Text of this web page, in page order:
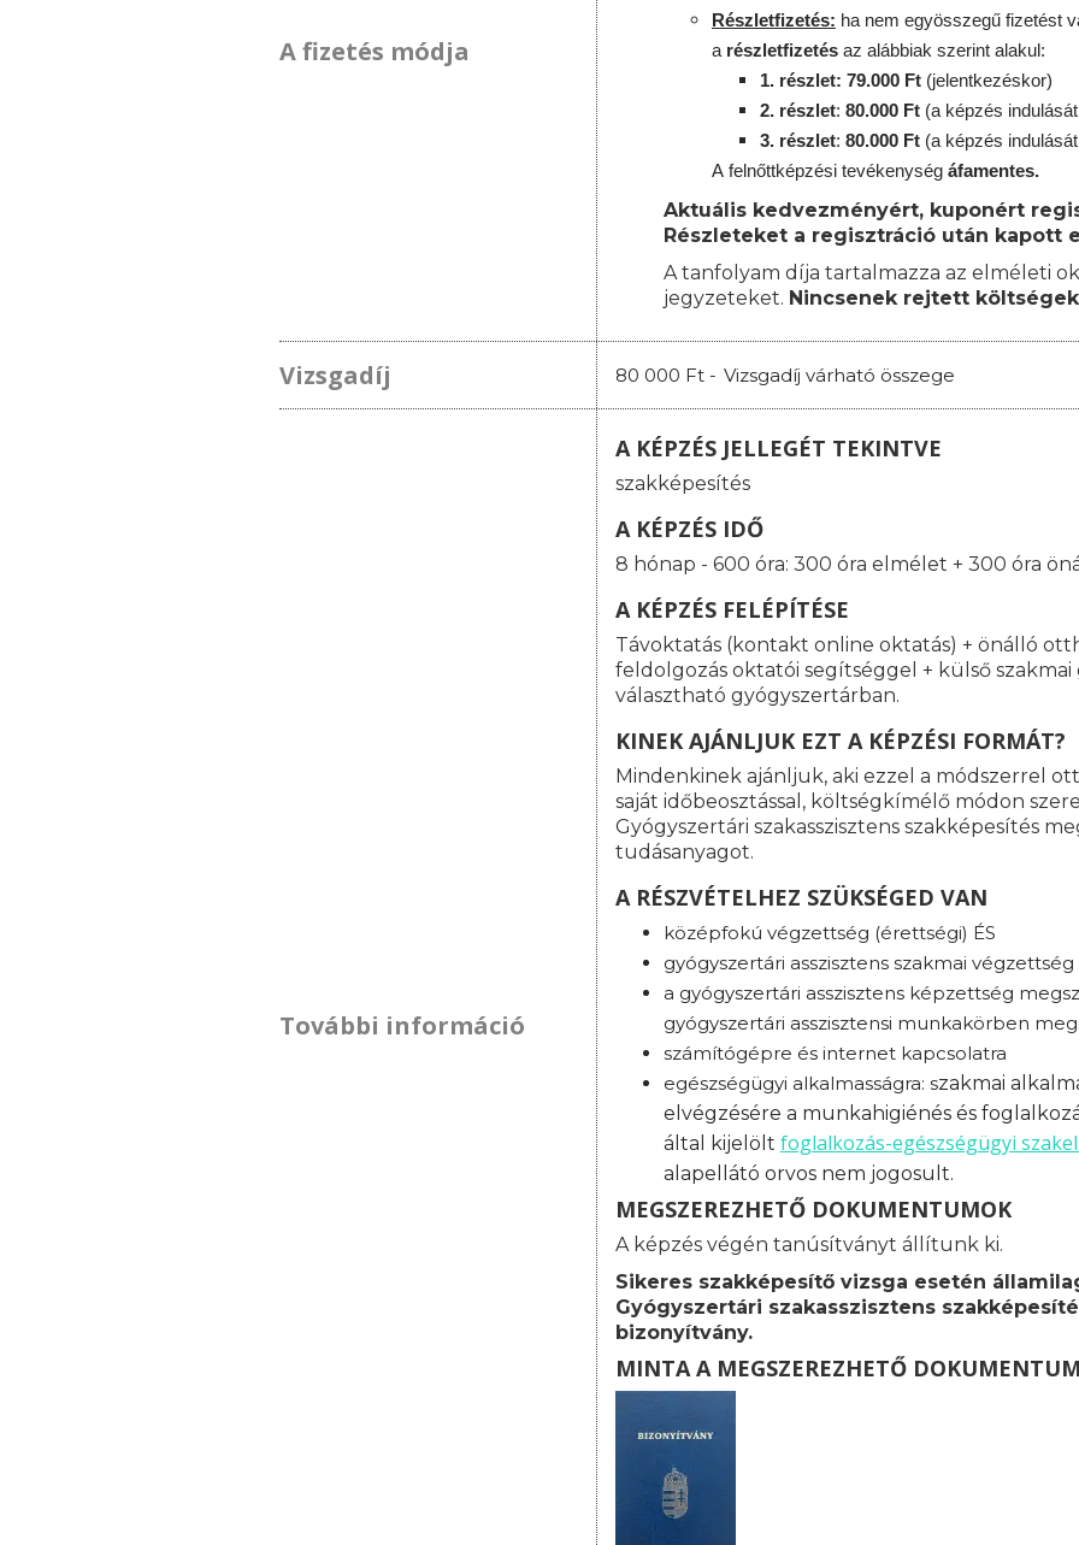
A fizetés módja
Részletfizetés: ha nem egyösszegű fizetést
a részletfizetés az alábbiak szerint alakul:
1. részlet: 79.000 Ft (jelentkezéskor)
2. részlet: 80.000 Ft (a képzés
3. részlet: 80.000 Ft (a képzés
A felnőttképzési tevékenység áfamentes.
Aktuális kedvezményért, kuponért
Részleteket a regisztráció után kapott
A tanfolyam díja tartalmazza az elméleti
jegyzeteket. Nincsenek rejtett
Vizsgadíj 80 000 Ft - Vizsgadíj várható összege
További információ
A KÉPZÉS JELLEGÉT TEKINTVE
szakképesítés
A KÉPZÉS IDŐ
8 hónap - 600 óra: 300 óra elmélet + 300 óra
A KÉPZÉS FELÉPÍTÉSE
Távoktatás (kontakt online oktatás) + önálló
feldolgozás oktatói segítséggel + külső
választható gyógyszertárban.
KINEK AJÁNLJUK EZT A KÉPZÉSI FORMÁT?
Mindenkinek ajánljuk, aki ezzel a módszerrel
saját időbeosztással, költségkímélő módon
Gyógyszertári szakasszisztens szakképesítés
tudásanyagot.
A RÉSZVÉTELHEZ SZÜKSÉGED VAN
középfokú végzettség (érettségi) ÉS
gyógyszertári asszisztens szakmai végzettség
a gyógyszertári asszisztens képzettség
gyógyszertári asszisztensi munkakörben
számítógépre és internet kapcsolatra
egészségügyi alkalmasságra: szakmai
elvégzésére a munkahigiénés és
által kijelölt foglalkozás-egészségügyi
alapellátó orvos nem jogosult.
MEGSZEREZHETŐ DOKUMENTUMOK
A képzés végén tanúsítványt állítunk ki.
Sikeres szakképesítő vizsga esetén
Gyógyszertári szakasszisztens
bizonyítvány.
MINTA A MEGSZEREZHETŐ